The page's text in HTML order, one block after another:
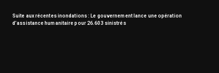
Suite aux récentes inondations : Le gouvernement lance une opération
d’assistance humanitaire pour 26.603 sinistrés